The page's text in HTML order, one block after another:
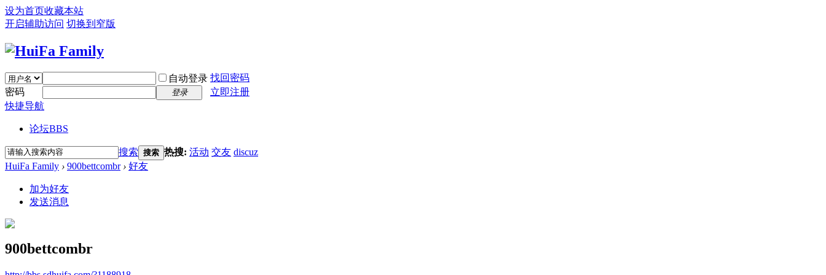
设为首页收藏本站
开启辅助访问 切换到窄版
自动登录 找回密码
密码
登录
立即注册
快捷导航
论坛BBS
搜索 搜索 热搜: 活动 交友 discuz
HuiFa Family › 900bettcombr › 好友
加为好友
发送消息
900bettcombr